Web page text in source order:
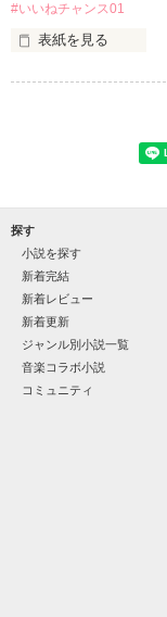
✨.ﾟ･*..☆.｡.:*✨.☆.｡
再会した恋は、ラ
#いいねチャンス01
表紙を見る
「瑠莉に一目惚れ
金髪に近い明るい髪
片耳には琥珀色のピ
ほとんど笑顔なん
そんな性格と見た
“不良”と避けられ
怖くて近づいては
「なんかあったら
噂や見た目とは違
探す
小説を探す
新着完結
新着レビュー
新着更新
ジャンル別小説一覧
音楽コラボ小説
コミュニティ